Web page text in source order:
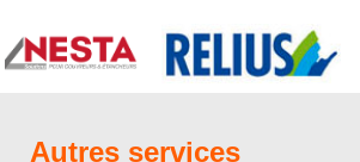
du nettoyage, nos couvreurs pourront
réparations sont nécessaires, nous
Autres services